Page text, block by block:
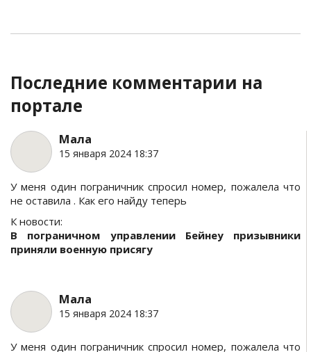
Последние комментарии на
портале
Мала
15 января 2024 18:37
У меня один пограничник спросил номер, пожалела что
не оставила . Как его найду теперь
К новости:
В пограничном управлении Бейнеу призывники
приняли военную присягу
Мала
15 января 2024 18:37
У меня один пограничник спросил номер, пожалела что